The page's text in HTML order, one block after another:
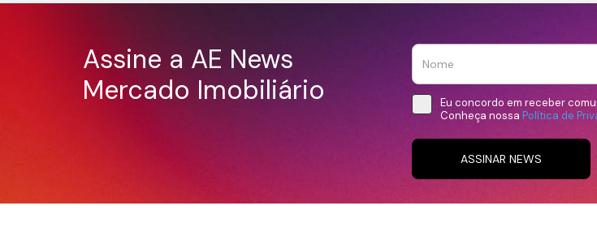
Assine a AE News
Mercado Imobiliário
Eu concordo em receber
Conheça nossa Política de
ASSINAR NEWS